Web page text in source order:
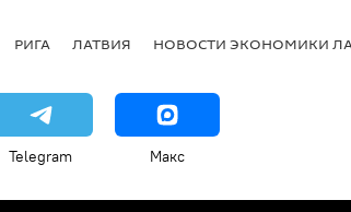
РИГА ЛАТВИЯ НОВОСТИ ЭКОНОМИКИ
Telegram Макс